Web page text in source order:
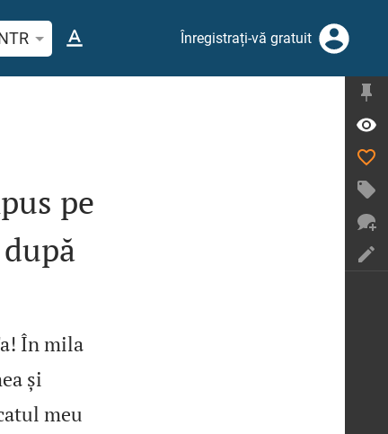
un verset biblic sau un cuvântÎnregistrați-vă gratuit
pe
În mila
și
meu